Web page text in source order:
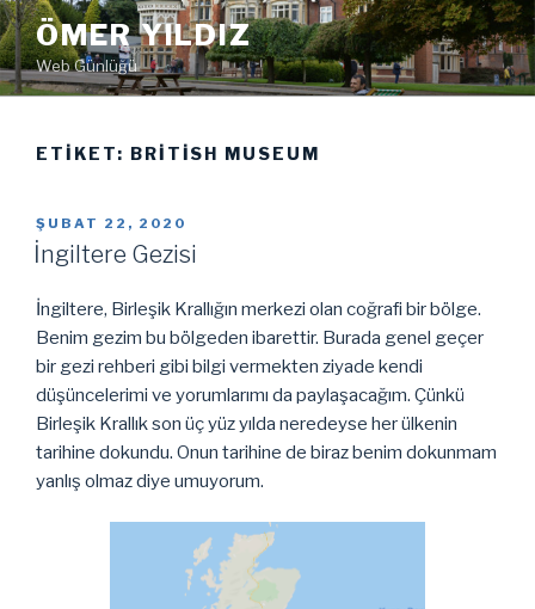
İçeriğe
geç ÖMER YILDIZ
Web Günlüğü
ETIKET: BRITISH MUSEUM
YAYIM
TARIHI
ŞUBAT 22, 2020
İngiltere Gezisi
İngiltere, Birleşik Krallığın merkezi olan coğrafi bir bölge.
Benim gezim bu bölgeden ibarettir. Burada genel geçer
bir gezi rehberi gibi bilgi vermekten ziyade kendi
düşüncelerimi ve yorumlarımı da paylaşacağım. Çünkü
Birleşik Krallık son üç yüz yılda neredeyse her ülkenin
tarihine dokundu. Onun tarihine de biraz benim dokunmam
yanlış olmaz diye umuyorum.